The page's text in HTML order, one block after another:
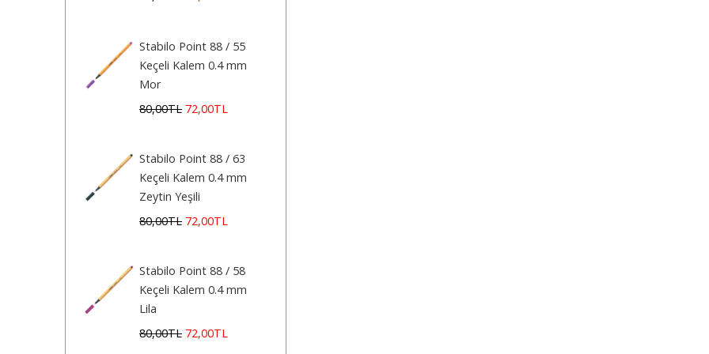
Stabilo Point 88 / 55
Keçeli Kalem 0.4 mm
Mor
80,00TL 72,00TL
Stabilo Point 88 / 63
Keçeli Kalem 0.4 mm
Zeytin Yeşili
80,00TL 72,00TL
Stabilo Point 88 / 58
Keçeli Kalem 0.4 mm
Lila
80,00TL 72,00TL